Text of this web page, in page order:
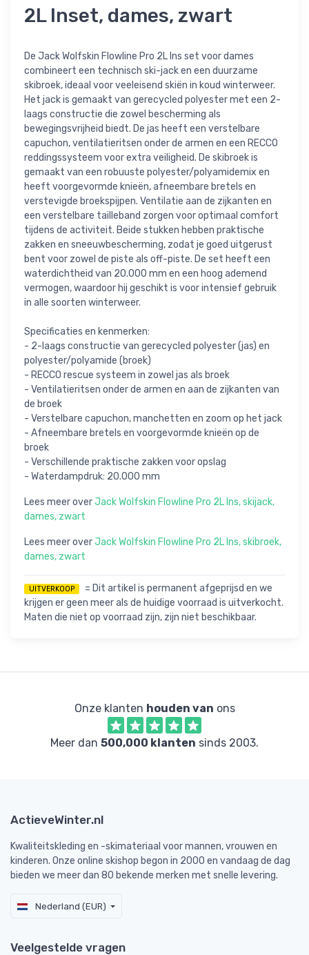
2L Inset, dames, zwart
De Jack Wolfskin Flowline Pro 2L Ins set voor dames
combineert een technisch ski-jack en een duurzame
skibroek, ideaal voor veeleisend skiën in koud winterweer.
Het jack is gemaakt van gerecycled polyester met een 2-
laags constructie die zowel bescherming als
bewegingsvrijheid biedt. De jas heeft een verstelbare
capuchon, ventilatieritsen onder de armen en een RECCO
reddingssysteem voor extra veiligheid. De skibroek is
gemaakt van een robuuste polyester/polyamidemix en
heeft voorgevormde knieën, afneembare bretels en
verstevigde broekspijpen. Ventilatie aan de zijkanten en
een verstelbare tailleband zorgen voor optimaal comfort
tijdens de activiteit. Beide stukken hebben praktische
zakken en sneeuwbescherming, zodat je goed uitgerust
bent voor zowel de piste als off-piste. De set heeft een
waterdichtheid van 20.000 mm en een hoog ademend
vermogen, waardoor hij geschikt is voor intensief gebruik
in alle soorten winterweer.
Specificaties en kenmerken:
- 2-laags constructie van gerecycled polyester (jas) en
polyester/polyamide (broek)
- RECCO rescue systeem in zowel jas als broek
- Ventilatieritsen onder de armen en aan de zijkanten van
de broek
- Verstelbare capuchon, manchetten en zoom op het jack
- Afneembare bretels en voorgevormde knieën op de
broek
- Verschillende praktische zakken voor opslag
- Waterdampdruk: 20.000 mm
Lees meer overJack Wolfskin Flowline Pro 2L Ins, skijack,
dames, zwart
Lees meer overJack Wolfskin Flowline Pro 2L Ins, skibroek,
dames, zwart
UITVERKOOP
= Dit artikel is permanent afgeprijsd en we
krijgen er geen meer als de huidige voorraad is uitverkocht.
Maten die niet op voorraad zijn, zijn niet beschikbaar.
Onze klanten houden van ons
Meer dan 500,000 klanten sinds 2003.
ActieveWinter.nl
Kwaliteitskleding en -skimateriaal voor mannen, vrouwen en
kinderen. Onze online skishop begon in 2000 en vandaag de dag
bieden we meer dan 80 bekende merken met snelle levering.
Nederland (EUR)
Veelgestelde vragen